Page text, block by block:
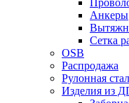
Анкеры
Сетка
OSB
Распродажа
Рулонная
Изделия из